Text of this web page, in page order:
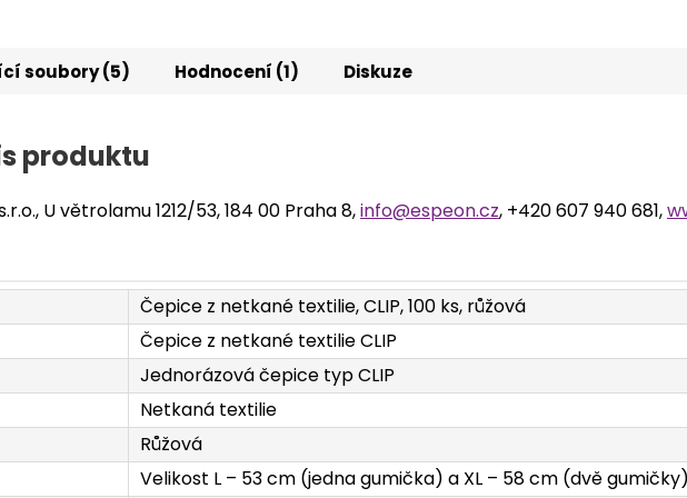
soubory (5) Hodnocení (1) Diskuze
produktu
U větrolamu 1212/53, 184 00 Praha 8,info@espeon.cz, +420 607 940 681,
Čepice z netkané textilie, CLIP, 100 ks, růžová
Čepice z netkané textilie CLIP
Jednorázová čepice typ CLIP
Netkaná textilie
Růžová
Velikost L – 53 cm (jedna gumička) a XL – 58 cm (dvě gumičky)